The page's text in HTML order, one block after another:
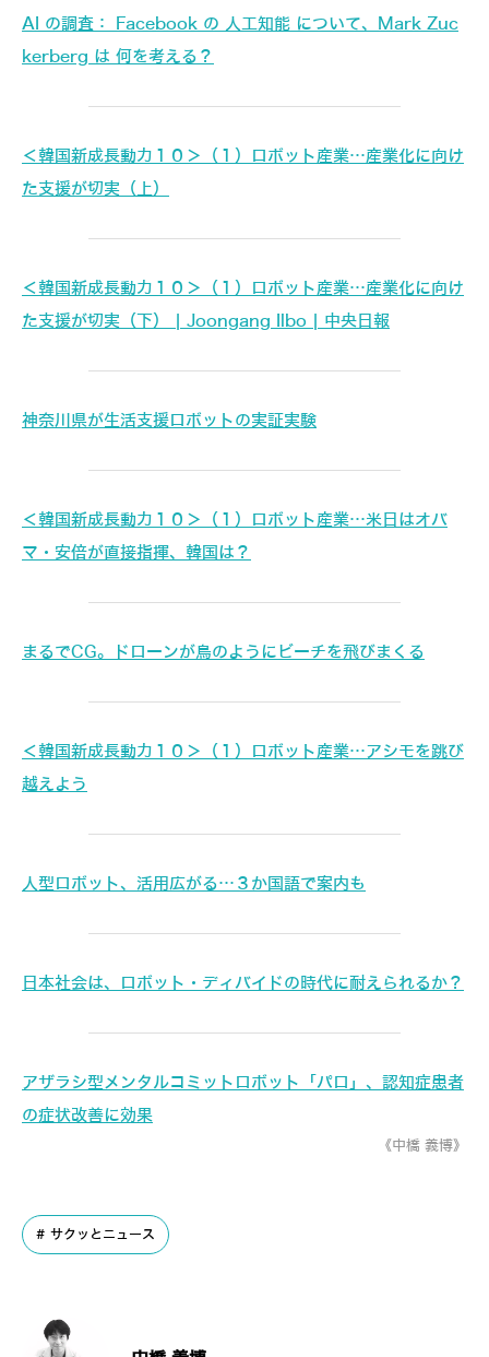
AI の調査： Facebook の 人工知能 について、Mark Zuc
kerberg は 何を考える？
＜韓国新成長動力１０＞（１）ロボット産業…産業化に向け
た支援が切実（上）
＜韓国新成長動力１０＞（１）ロボット産業…産業化に向け
た支援が切実（下） | Joongang Ilbo | 中央日報
神奈川県が生活支援ロボットの実証実験
＜韓国新成長動力１０＞（１）ロボット産業…米日はオバ
マ・安倍が直接指揮、韓国は？
まるでCG。ドローンが鳥のようにビーチを飛びまくる
＜韓国新成長動力１０＞（１）ロボット産業…アシモを跳び
越えよう
人型ロボット、活用広がる…３か国語で案内も
日本社会は、ロボット・ディバイドの時代に耐えられるか？
アザラシ型メンタルコミットロボット「パロ」、認知症患者
の症状改善に効果
《中橋 義博》
サクッとニュース